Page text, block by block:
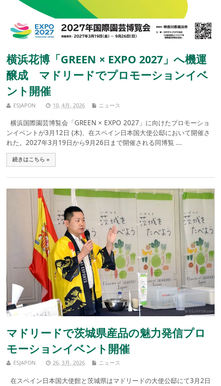
横浜花博「GREEN × EXPO 2027」へ機運
醸成 マドリードでプロモーションイベ
ント開催
ESJAPON 10, 4月, 2026 ニュース
横浜国際園芸博覧会「GREEN × EXPO 2027」に向けたプロモーショ
ンイベントが3月12日 (木)、在スペイン日本国大使公邸において開催さ
れた。2027年3月19日から9月26日まで開催される同博覧 ...
続きはこちら »
マドリードで茨城県産品の魅力発信プロ
モーションイベント開催
ESJAPON 26, 3月, 2026 ニュース
在スペイン日本国大使館と茨城県はマドリードの大使公邸にて3月2日